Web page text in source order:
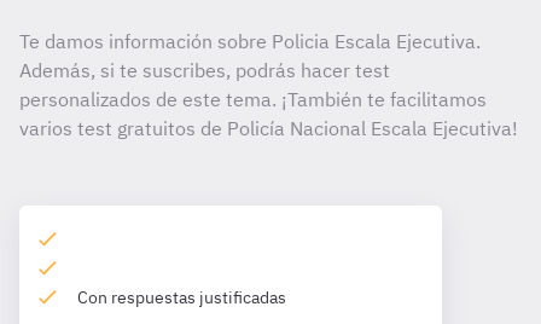
Te damos información sobre Policia Escala Ejecutiva.
Además, si te suscribes, podrás hacer test
personalizados de este tema. ¡También te facilitamos
varios test gratuitos de Policía Nacional Escala Ejecutiva!
Con respuestas justificadas